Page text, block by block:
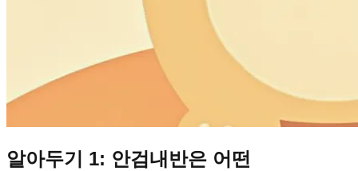
알아두기 1: 안검내반은 어떤